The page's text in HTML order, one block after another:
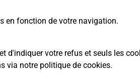
en fonction de votre navigation.
d'indiquer votre refus et seuls les
via notre politique de cookies.